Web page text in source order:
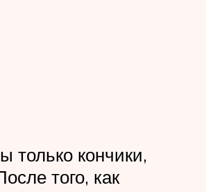
только кончики,
того, как